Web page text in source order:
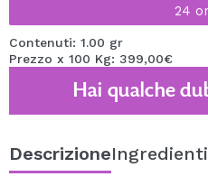
24
Contenuti: 1.00 gr
Prezzo x 100 Kg: 399,00€
Hai qualche
DescrizioneIngredienti